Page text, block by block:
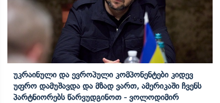
Უკრაინული Და Ევროპული Კომპონენტები Კიდევ
Უფრო Დამუშავდა Და Მზად Ვართ, Ამერიკაში Ჩვენს
Პარტნიორებს Წარვუდგინოთ - Ვოლოდიმირ